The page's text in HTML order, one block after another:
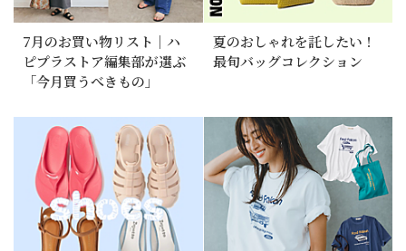
7月のお買い物リスト｜ハ
ピプラストア編集部が選ぶ
「今月買うべきもの」
夏のおしゃれを託したい！
最旬バッグコレクション